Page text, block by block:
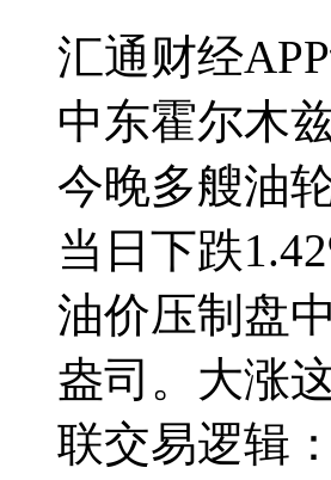
汇通财经
中东霍尔木
今晚多艘油
当日下跌
油价压制盘
盎司。大涨
联交易逻辑